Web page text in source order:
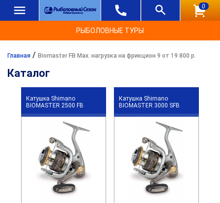
0
РЫБОЛОВНЫЕ ТУРЫ
Главная / Biomaster FB Max. нагрузка на фрикцион 9 от 19 800 р.
Каталог
Катушка Shimano
BIOMASTER 2500 FB
Катушка Shimano
BIOMASTER 3000 SFB